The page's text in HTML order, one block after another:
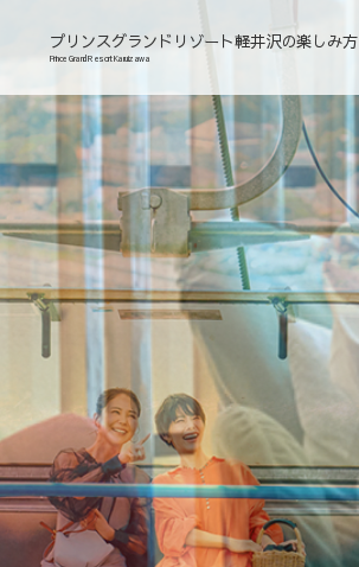
プリンスグランドリゾート軽井沢の楽しみ方
Prince Grand Resort Karuizawa